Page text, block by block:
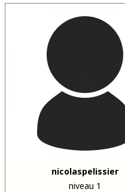
nicolaspelissier
niveau 1